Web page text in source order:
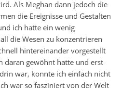
Als Meghan dann jedoch die
die Ereignisse und Gestalten
ich hatte ein wenig
die Wesen zu konzentrieren
hintereinander vorgestellt
daran gewöhnt hatte und erst
war, konnte ich einfach nicht
war so fasziniert von der Welt